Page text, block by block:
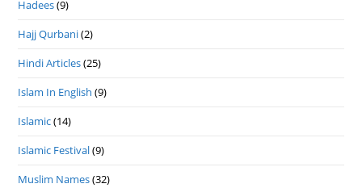
Hadees(9)
Hajj Qurbani(2)
Hindi Articles(25)
Islam In English (9)
Islamic(14)
Islamic Festival(9)
Muslim Names(32)